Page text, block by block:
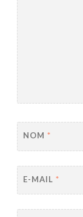
NOM *
E-MAIL *